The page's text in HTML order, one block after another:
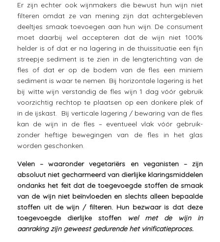
Er zijn echter ook wijnmakers die bewust hun wijn niet
filteren omdat ze van mening zijn dat achtergebleven
deeltjes smaak toevoegen aan hun wijn. De consument
moet daarbij wel accepteren dat de wijn niet 100%
helder is of dat er na lagering in de thuissituatie een fijn
streepje sediment is te zien in de lengterichting van de
fles of dat er op de bodem van de fles een miniem
sediment is waar te nemen. Bij horizontale lagering is het
bij witte wijn verstandig de fles wijn 1 dag vóór gebruik
voorzichtig rechtop te plaatsen op een donkere plek of
in de ijskast. Bij verticale lagering / bewaring van de fles
kan de wijn in de fles – eventueel vlak vóór gebruik-
zonder heftige bewegingen van de fles in het glas
worden geschonken.
Velen – waaronder vegetariërs en veganisten – zijn
absoluut niet gecharmeerd van dierlijke klaringsmiddelen
ondanks het feit dat de toegevoegde stoffen de smaak
van de wijn niet beïnvloeden en slechts alleen bepaalde
stoffen uit de wijn / filteren. Hun bezwaar is dat deze
toegevoegde dierlijke stoffen
wel met de wijn in
aanraking zijn geweest gedurende het vinificatieproces.